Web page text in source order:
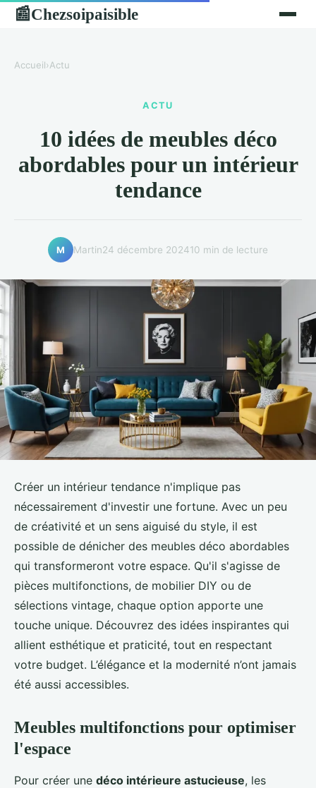
📰Chezsoipaisible
Accueil›Actu
ACTU
10 idées de meubles déco
abordables pour un intérieur
tendance
M Martin24 décembre 202410 min de lecture
Créer un intérieur tendance n'implique pas
nécessairement d'investir une fortune. Avec un peu
de créativité et un sens aiguisé du style, il est
possible de dénicher des meubles déco abordables
qui transformeront votre espace. Qu'il s'agisse de
pièces multifonctions, de mobilier DIY ou de
sélections vintage, chaque option apporte une
touche unique. Découvrez des idées inspirantes qui
allient esthétique et praticité, tout en respectant
votre budget. L’élégance et la modernité n’ont jamais
été aussi accessibles.
Meubles multifonctions pour optimiser
l'espace
Pour créer une déco intérieure astucieuse, les